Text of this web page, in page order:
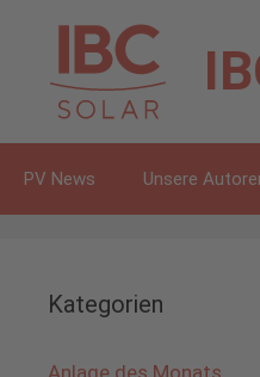
springen
PV News Unsere
Kategorien
Anlage des Monats